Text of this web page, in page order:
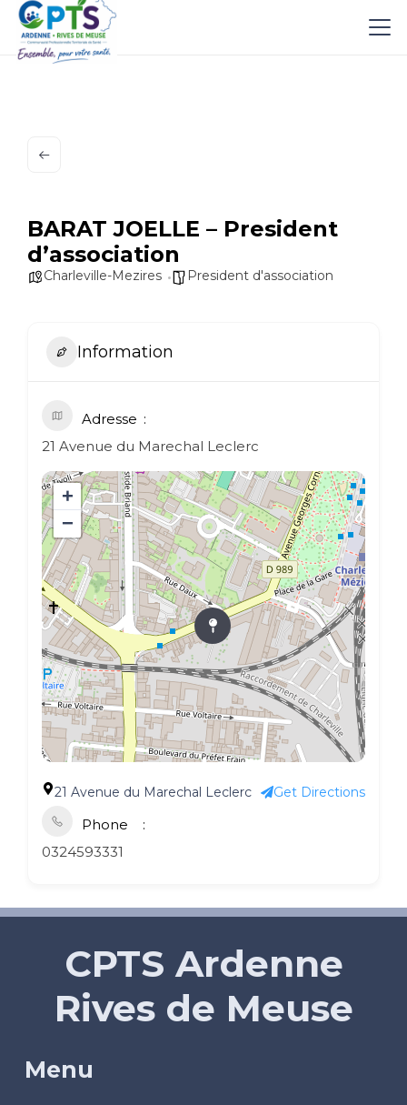
BARAT JOELLE – President
d’association
Charleville-Mezires President d'association
Information
Adresse
21 Avenue du Marechal Leclerc
+
−
21 Avenue du Marechal Leclerc Get Directions
Phone
0324593331
CPTS Ardenne
Rives de Meuse
Menu